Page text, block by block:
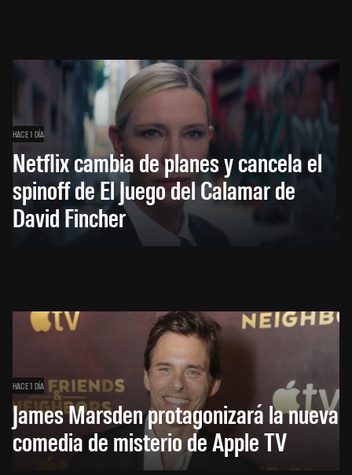
HACE 1 DÍA
Netflix cambia de planes y cancela el
spinoff de El Juego del Calamar de
David Fincher
HACE 1 DÍA
James Marsden protagonizará la nueva
comedia de misterio de Apple TV